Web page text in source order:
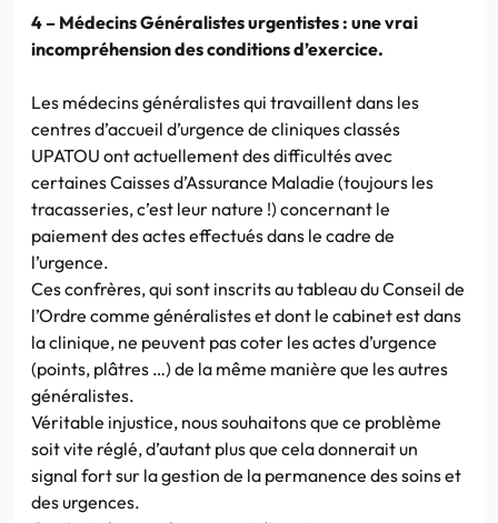
4 – Médecins Généralistes urgentistes : une vrai
incompréhension des conditions d’exercice.
Les médecins généralistes qui travaillent dans les
centres d’accueil d’urgence de cliniques classés
UPATOU ont actuellement des difficultés avec
certaines Caisses d’Assurance Maladie (toujours les
tracasseries, c’est leur nature !) concernant le
paiement des actes effectués dans le cadre de
l’urgence.
Ces confrères, qui sont inscrits au tableau du Conseil de
l’Ordre comme généralistes et dont le cabinet est dans
la clinique, ne peuvent pas coter les actes d’urgence
(points, plâtres …) de la même manière que les autres
généralistes.
Véritable injustice, nous souhaitons que ce problème
soit vite réglé, d’autant plus que cela donnerait un
signal fort sur la gestion de la permanence des soins et
des urgences.